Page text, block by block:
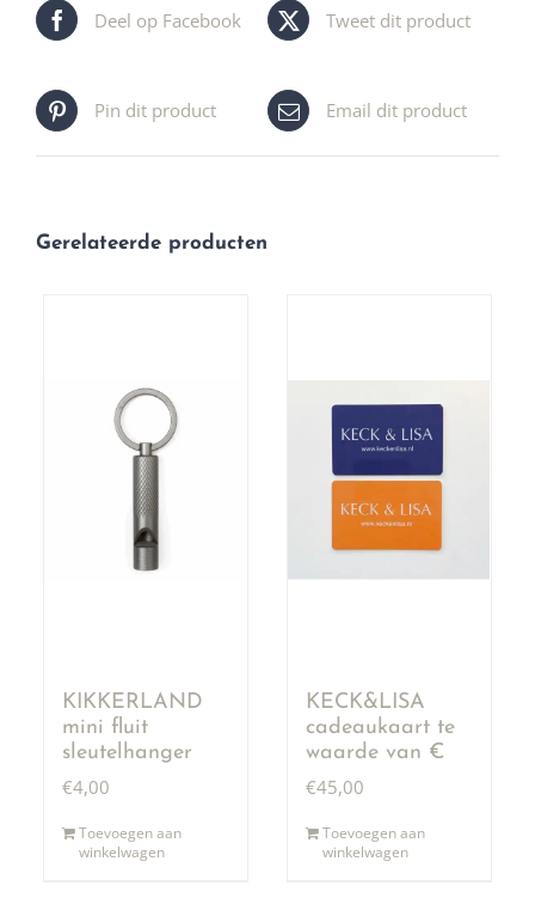
Deel op Facebook Tweet dit product
Pin dit product Email dit product
Gerelateerde producten
KIKKERLAND
mini fluit
sleutelhanger
€4,00
Toevoegen aan
winkelwagen
KECK&LISA
cadeaukaart te
waarde van €
50,00
€45,00
Toevoegen aan
winkelwagen